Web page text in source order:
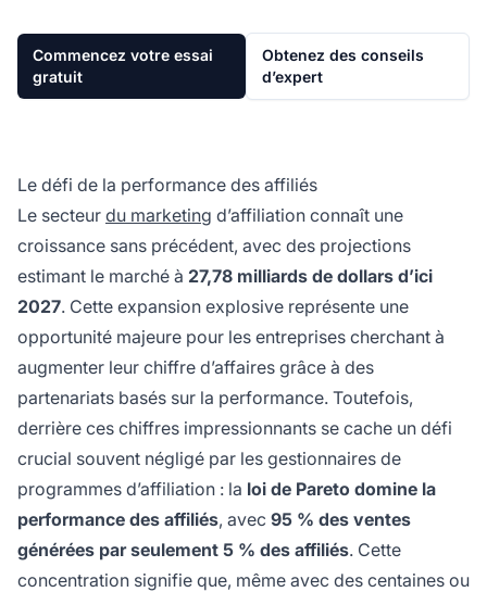
Commencez votre essai
gratuit
Obtenez des conseils
d’expert
Le défi de la performance des affiliés
Le secteur du marketing d’affiliation connaît une
croissance sans précédent, avec des projections
estimant le marché à 27,78 milliards de dollars d’ici
2027. Cette expansion explosive représente une
opportunité majeure pour les entreprises cherchant à
augmenter leur chiffre d’affaires grâce à des
partenariats basés sur la performance. Toutefois,
derrière ces chiffres impressionnants se cache un défi
crucial souvent négligé par les gestionnaires de
programmes d’affiliation : la loi de Pareto domine la
performance des affiliés, avec 95 % des ventes
générées par seulement 5 % des affiliés. Cette
concentration signifie que, même avec des centaines ou